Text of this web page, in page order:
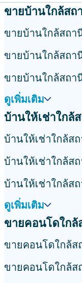
ขายบ้านใกล้สถ
ขายบ้านใกล้สถา
ขายบ้านใกล้สถา
ขายบ้านใกล้สถา
ดูเพิ่มเติม
บ้านให้เช่าใกล้
บ้านให้เช่าใกล้ส
บ้านให้เช่าใกล้ส
บ้านให้เช่าใกล้ส
ดูเพิ่มเติม
ขายคอนโดใกล้
ขายคอนโดใกล้ส
ขายคอนโดใกล้ส